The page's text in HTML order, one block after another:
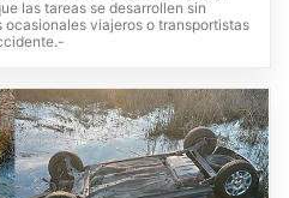
las tareas se desarrollen sin
viajeros o transportistas